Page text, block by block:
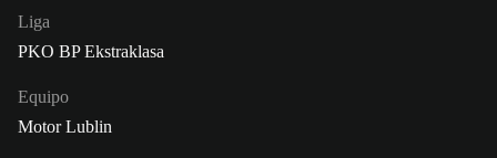
Liga
PKO BP Ekstraklasa
Equipo
Motor Lublin